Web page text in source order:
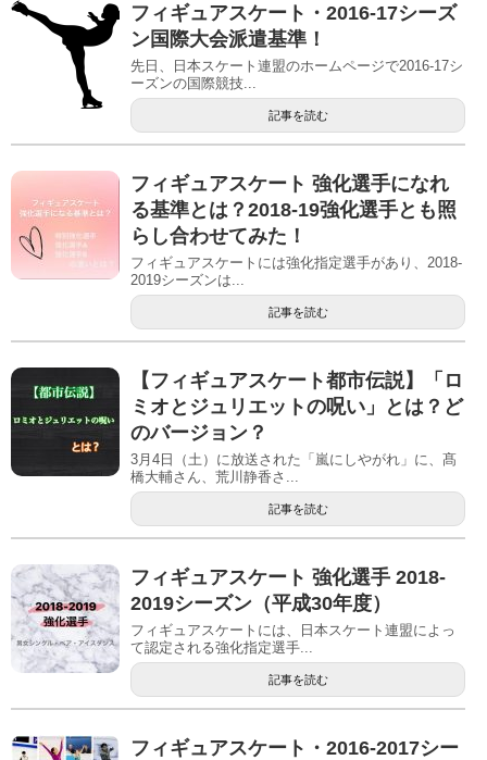
フィギュアスケート・2016-17シーズ
ン国際大会派遣基準！
先日、日本スケート連盟のホームページで2016-17シ
ーズンの国際競技...
記事を読む
フィギュアスケート 強化選手になれ
る基準とは？2018-19強化選手とも照
らし合わせてみた！
フィギュアスケートには強化指定選手があり、2018-
2019シーズンは...
記事を読む
【フィギュアスケート都市伝説】「ロ
ミオとジュリエットの呪い」とは？ど
のバージョン？
3月4日（土）に放送された「嵐にしやがれ」に、髙
橋大輔さん、荒川静香さ...
記事を読む
フィギュアスケート 強化選手 2018-
2019シーズン（平成30年度）
フィギュアスケートには、日本スケート連盟によっ
て認定される強化指定選手...
記事を読む
フィギュアスケート・2016-2017シー